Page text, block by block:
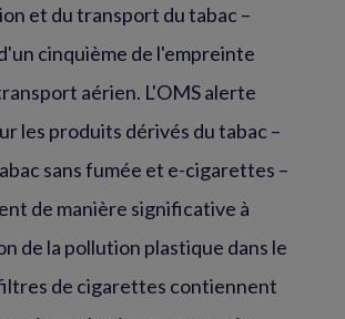
et du transport du tabac –
cinquième de l'empreinte
aérien. L'OMS alerte
les produits dérivés du tabac –
sans fumée et e-cigarettes –
de manière significative à
de la pollution plastique dans le
de cigarettes contiennent